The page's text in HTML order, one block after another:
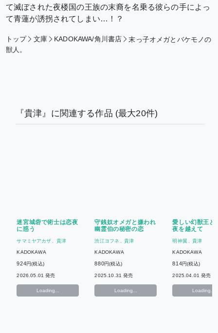
て滅ぼされた夜楼国の王族の末裔を名乗る彼らの手によっ
て青蓮が誘拐されてしまい…！？
トップ 文庫 KADOKAWA/角川書店
末っ子オメガとバケモノの
獣人。
『貴津』に関連する作品 (最大20件)
迷宮城砦で術士は恋夜
に惑う
サマミヤアカザ 貴津
KADOKAWA
924円(税込)
2026.05.01 発売
Loading...
守銭奴オメガと嫌われ
幽霊伯の秘密の恋
渋江ヨフネ 貴津
KADOKAWA
880円(税込)
2025.10.31 発売
Loading...
愛しい幻獣王と
夜を越えて
明神翼 貴津
KADOKAWA
814円(税込)
2025.04.01 発売
Loading...